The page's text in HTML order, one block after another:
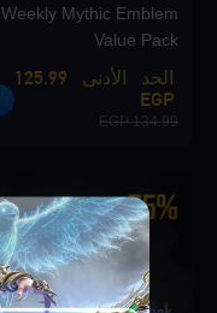
Weekly Mythic Emblem
Value Pack
الحد الأدنى 125.99
EGP
134.99 EGP